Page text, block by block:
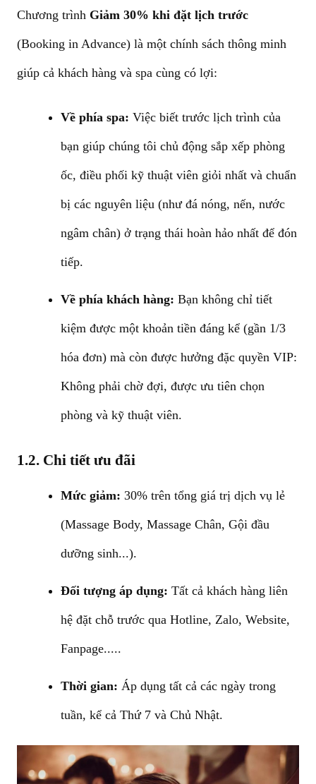
Chương trình Giảm 30% khi đặt lịch trước
(Booking in Advance) là một chính sách thông minh
giúp cả khách hàng và spa cùng có lợi:
Về phía spa: Việc biết trước lịch trình của
bạn giúp chúng tôi chủ động sắp xếp phòng
ốc, điều phối kỹ thuật viên giỏi nhất và chuẩn
bị các nguyên liệu (như đá nóng, nến, nước
ngâm chân) ở trạng thái hoàn hảo nhất để đón
tiếp.
Về phía khách hàng: Bạn không chỉ tiết
kiệm được một khoản tiền đáng kể (gần 1/3
hóa đơn) mà còn được hưởng đặc quyền VIP:
Không phải chờ đợi, được ưu tiên chọn
phòng và kỹ thuật viên.
1.2. Chi tiết ưu đãi
Mức giảm: 30% trên tổng giá trị dịch vụ lẻ
(Massage Body, Massage Chân, Gội đầu
dưỡng sinh...).
Đối tượng áp dụng: Tất cả khách hàng liên
hệ đặt chỗ trước qua Hotline, Zalo, Website,
Fanpage.....
Thời gian: Áp dụng tất cả các ngày trong
tuần, kể cả Thứ 7 và Chủ Nhật.